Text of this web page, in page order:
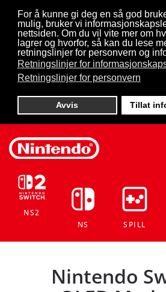
For å kunne gi deg en så god
mulig, bruker vi
nettsiden. Om du vil vite mer om
lagrer og hvorfor, så kan du lese
retningslinjer for personvern og
Retningslinjer for
Retningslinjer for personvern
Avvis Tillat
Skip to main content
NS2
NS
SPILL
Nintendo